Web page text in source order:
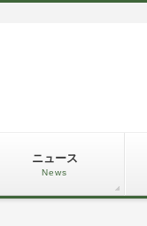
ニュース
News